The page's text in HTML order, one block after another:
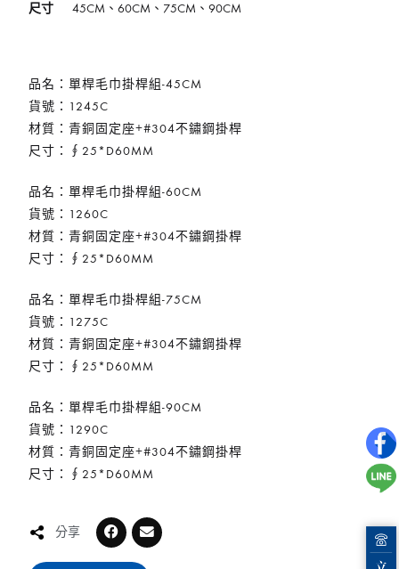
尺寸 45CM、60CM、75CM、90CM
品名：單桿毛巾掛桿組-45CM
貨號：1245C
材質：青銅固定座+#304不鏽鋼掛桿
尺寸：∮25*D60MM
品名：單桿毛巾掛桿組-60CM
貨號：1260C
材質：青銅固定座+#304不鏽鋼掛桿
尺寸：∮25*D60MM
品名：單桿毛巾掛桿組-75CM
貨號：1275C
材質：青銅固定座+#304不鏽鋼掛桿
尺寸：∮25*D60MM
品名：單桿毛巾掛桿組-90CM
貨號：1290C
材質：青銅固定座+#304不鏽鋼掛桿
尺寸：∮25*D60MM
分享